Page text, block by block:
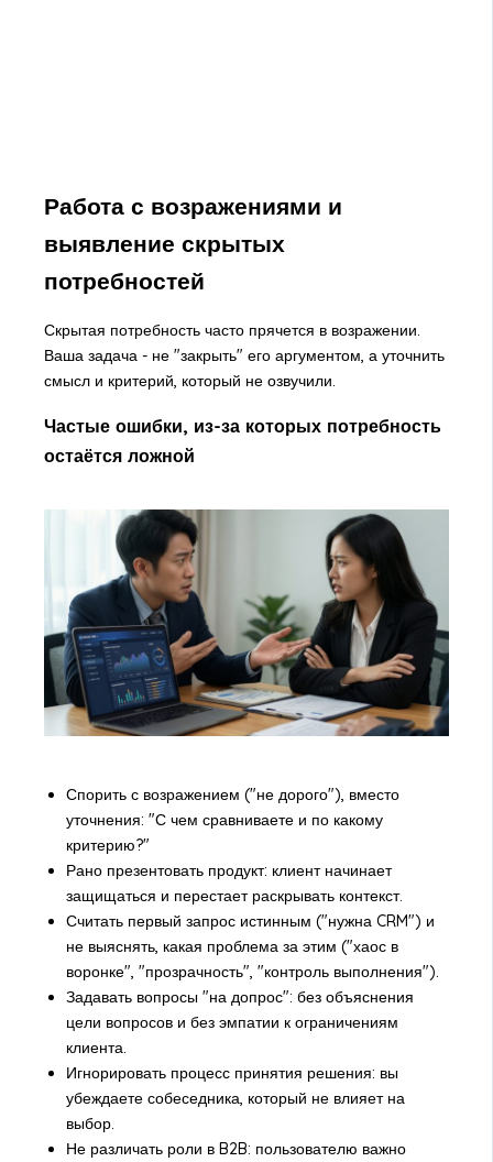
Работа с возражениями и
выявление скрытых
потребностей
Скрытая потребность часто прячется в возражении.
Ваша задача - не "закрыть" его аргументом, а уточнить
смысл и критерий, который не озвучили.
Частые ошибки, из-за которых потребность
остаётся ложной
Спорить с возражением ("не дорого"), вместо
уточнения: "С чем сравниваете и по какому
критерию?"
Рано презентовать продукт: клиент начинает
защищаться и перестает раскрывать контекст.
Считать первый запрос истинным ("нужна CRM") и
не выяснять, какая проблема за этим ("хаос в
воронке", "прозрачность", "контроль выполнения").
Задавать вопросы "на допрос": без объяснения
цели вопросов и без эмпатии к ограничениям
клиента.
Игнорировать процесс принятия решения: вы
убеждаете собеседника, который не влияет на
выбор.
Не различать роли в B2B: пользователю важно